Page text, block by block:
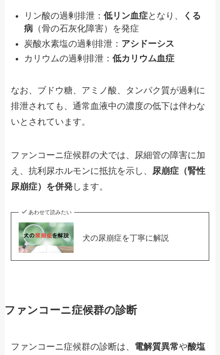
リン酸の過剰排泄：低リン血症となり、
くる
病 （骨の石灰化障害）を発症
炭酸水素塩の過剰排泄： アシドーシス
カリウムの過剰排泄：低カリウム血症
なお、ブドウ糖、アミノ酸、タンパク質が過剰に
排泄されても、通常血液中の濃度の低下は伴わな
いとされています。
ファンコーニ症候群の犬では、尿細管の障害に加
え、抗利尿ホルモンに抵抗を示し、 尿崩症（腎性
尿崩症）を併発 します。
あわせて読みたい
犬の尿崩症を丁寧に解説
ファンコーニ症候群の診断
ファンコーニ症候群の診断は、 電解質異常や酸塩